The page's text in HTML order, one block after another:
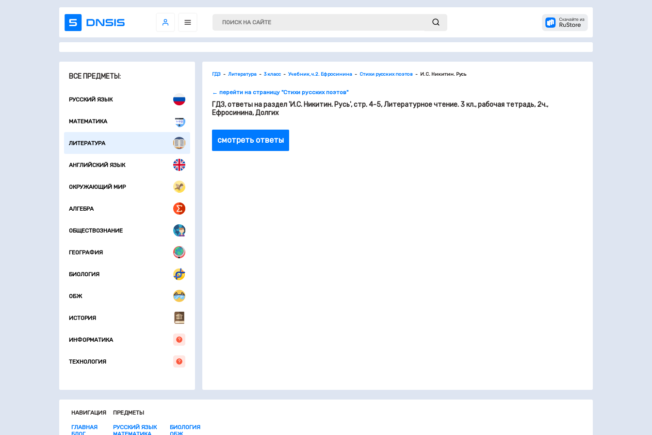
ВСЕ ПРЕДМЕТЫ:
РУССКИЙ ЯЗЫК
МАТЕМАТИКА
ЛИТЕРАТУРА
АНГЛИЙСКИЙ ЯЗЫК
ОКРУЖАЮЩИЙ МИР
АЛГЕБРА
ОБЩЕСТВОЗНАНИЕ
ГЕОГРАФИЯ
БИОЛОГИЯ
ОБЖ
ИСТОРИЯ
ИНФОРМАТИКА
ТЕХНОЛОГИЯ
ГДЗ Литература 3 класс Учебник, ч.2. Ефросинина Стихи русских поэтов И.С. Никитин. Русь
← перейти на страницу "Стихи русских поэтов"
ГДЗ, ответы на раздел 'И.С. Никитин. Русь', стр. 4-5, Литературное чтение. 3 кл., рабочая тетрадь, 2ч.,
Ефросинина, Долгих
смотреть ответы
НАВИГАЦИЯ
ГЛАВНАЯ
ПРЕДМЕТЫ
РУССКИЙ ЯЗЫК
БИОЛОГИЯ